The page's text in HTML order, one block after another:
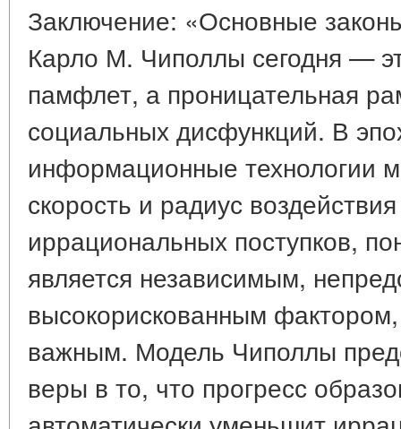
Заключение: «Основные
Карло М. Чиполлы сегодня —
памфлет, а проницательная
социальных дисфункций. В
информационные технологии
скорость и радиус
иррациональных поступков,
является независимым,
высокорискованным фактором,
важным. Модель Чиполлы
веры в то, что прогресс